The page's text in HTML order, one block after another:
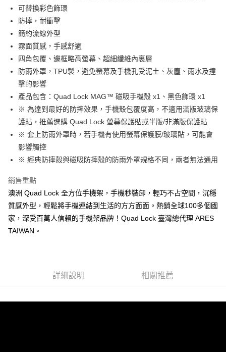
全盈+PAY
大哥付你分期
相關說明
【大哥付你分期使用說明】
1.本服務由台灣大哥大提供，台灣大哥大用戶可立即使用無須另外申請。
流程，驗證手機門號後，選擇欲分期的期數、繳款截止日，確認付款後即完
成交易。
3.實際核准額度、可分期數及費用金額請依後續交易確認頁面所載為準。
4.訂單成立30分鐘內，如未前往確認交易或遇審核未通過，訂單將自動取
消。如遇「轉專審核」未通過狀況，表示未達大哥付你分期系統評分，恕無
法說明評估內容。
1.分期款項不併入電信帳單，「大哥付你分期」於每月結算日後寄送繳費提
醒簡訊。
2.透過簡訊連結打開帳單後，可選擇「超商條碼／台灣大直營門市／銀行轉
帳／街口支付／iPASS MONEY」等通路繳費。
【注意事項】
1.本服務係由「台灣大哥大股份有限公司」（以下簡稱本公司）所提供，讓
用戶於交易時，得透過本服務購買商品或服務，並由商店將買賣／分期付款
買賣價金債權讓與本公司後，依約使用本公司帳單繳交帳款。
2.基於同意付款使用「大哥付你分期」之契約關係目的，商店將以您的個人
資料（包含姓名、電話或地址）提供予台灣大哥大進項蒐集、處理及利用，
AFTEE先享後付
相關說明
AFTEE先享後付是「在收到商品之後才付款」的支付方式。 讓您購物簡單
便利好安心！
１．簡單：不需註冊會員、不需綁卡、不需儲值。
２．便利：只要手機號碼，簡訊認證，即可結帳。
３．安心：先確認商品／服務後，再付款。
【「AFTEE先享後付」結帳流程】
１．於結帳方式選擇「AFTEE先享後付」後，將跳轉至「AFTEE先享後付」
結帳頁面，進行簡訊認證並確認金額後，即可完成結帳。
３．收到繳費通知簡訊後14天內，點擊此簡訊中的連結，可透過四大超商／
※ 請注意：結帳手續完成當下不需立刻繳費，但若您需要取消訂單，請聯絡
購買商品的店家。未經商家同意取消之訂單仍視為有效，需透過AFTEE先享
後付繳納相關費用。
※ 交易是否成功請以「AFTEE先享後付 」之結帳頁面顯示為準，若有關於
是否繳費成功／繳費後需取消欲退款等相關疑問，請聯繫「AFTEE先享後付
易，需依本服務之必要範圍內提供個人資料，並將交易相關給付款項請求債
ATM付款
運送方式
全家取貨付款
全家純取貨
7-11取貨付款
每筆NT$60，滿NT$998(含以上)免運費
7-11純取貨
每筆NT$80，滿NT$1,300(含以上)免運費
可替換彩色飾環
防摔，耐衝擊
簡約流線外型
霧面質感，手感舒適
四角包覆、邊框略高螢幕、超細纖維內裏層
防雨外罩，TPU製，避免螢幕及手機孔受泥土、灰塵、雨水及撞
擊的影響
產品包含：Quad Lock MAG™ 磁吸手機殼 x1、黑色飾環 x1
※ 為達到最好的防摔效果，手機殼包覆度高，不適用滿版玻璃保
護貼，推薦選購 Quad Lock 螢幕保護貼或半版/非滿版保護貼
※ 套上防雨外罩時，若手機有使用螢幕保護膜/玻璃貼，可能會
影響觸控
※ 經典防摔殼與磁吸防摔殼的防雨外罩規格不同，兩者無法通用
銷售重點
澳洲 Quad Lock 全方位手機架，手機秒裝卸，輕巧不占空間，沉穩
質感外型，輕鬆將手機連結到生活的方方面面。熱銷全球100多個國
家，深受百萬人信賴的手機架品牌！Quad Lock 臺灣總代理 ARES
TAIWAN。
詳細說明 相關推薦